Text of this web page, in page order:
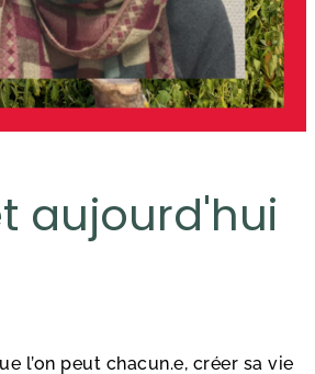
aujourd'hui
l’on peut chacun.e, créer sa vie